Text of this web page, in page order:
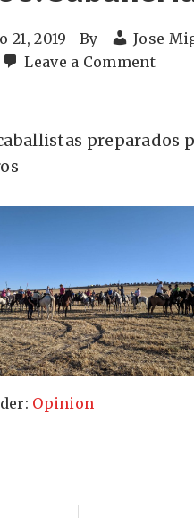
21, 2019 By
Jose
Leave a Comment
preparados
Opinion